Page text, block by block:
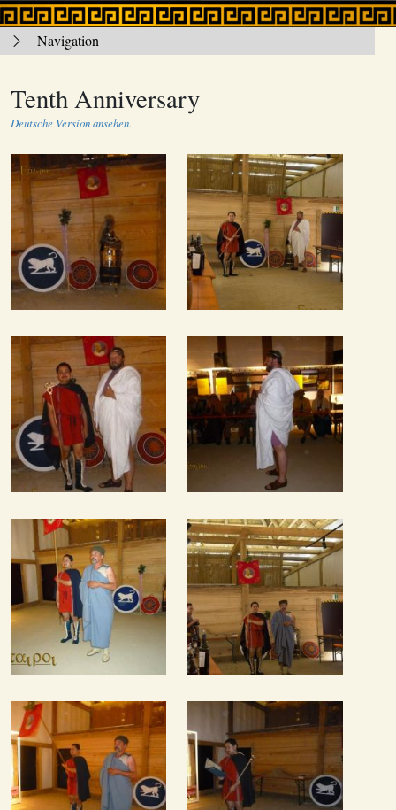
Navigation
Tenth Anniversary
Deutsche Version ansehen.